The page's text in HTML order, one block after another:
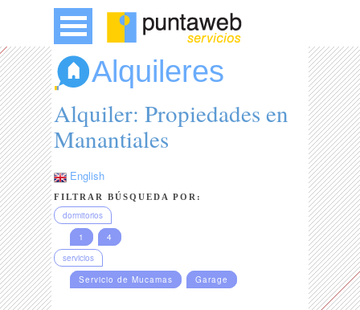
Alquileres
Alquiler: Propiedades en
Manantiales
English
FILTRAR BÚSQUEDA POR:
dormitorios
1
4
servicios
Servicio de Mucamas
Garage